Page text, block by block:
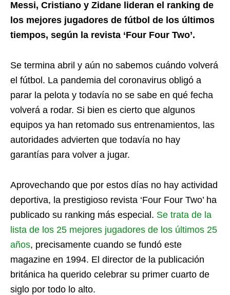
Messi, Cristiano y Zidane lideran el ranking de
los mejores jugadores de fútbol de los últimos
tiempos, según la revista ‘Four Four Two’.
Se termina abril y aún no sabemos cuándo volverá
el fútbol. La pandemia del coronavirus obligó a
parar la pelota y todavía no se sabe en qué fecha
volverá a rodar. Si bien es cierto que algunos
equipos ya han retomado sus entrenamientos, las
autoridades advierten que todavía no hay
garantías para volver a jugar.
Aprovechando que por estos días no hay actividad
deportiva, la prestigioso revista ‘Four Four Two’ ha
publicado su ranking más especial. Se trata de la
lista de los 25 mejores jugadores de los últimos 25
años, precisamente cuando se fundó este
magazine en 1994. El director de la publicación
británica ha querido celebrar su primer cuarto de
siglo por todo lo alto.